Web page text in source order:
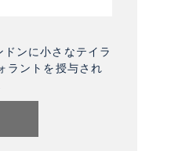
ドンに小さなテイラ
ラントを授与され